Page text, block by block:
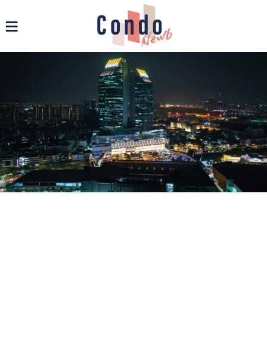
รวมข่าวสารคอนโด บ้าน และอสังหาฯ ทุกรูปแบบ - Condonewb
≡